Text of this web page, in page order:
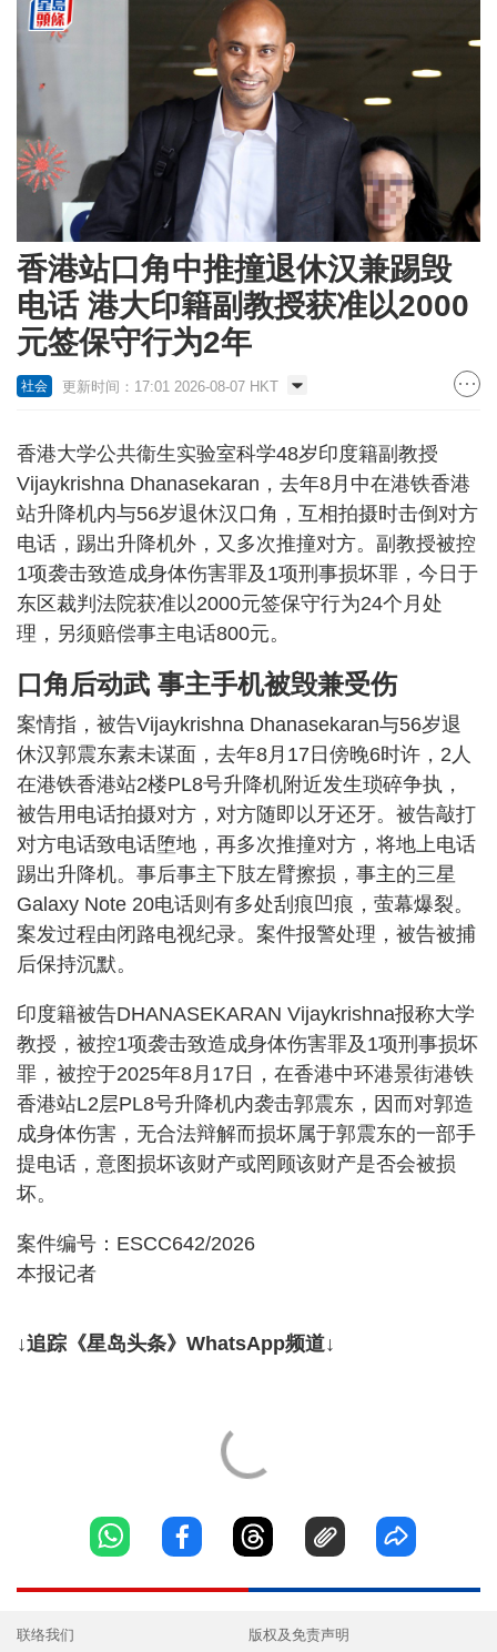
香港站口角中推撞退休汉兼踢毁
电话 港大印籍副教授获准以2000
元签保守行为2年
社会 更新时间：17:01 2026-08-07 HKT
香港大学公共衞生实验室科学48岁印度籍副教授
Vijaykrishna Dhanasekaran，去年8月中在港铁香港
站升降机内与56岁退休汉口角，互相拍摄时击倒对方
电话，踢出升降机外，又多次推撞对方。副教授被控
1项袭击致造成身体伤害罪及1项刑事损坏罪，今日于
东区裁判法院获准以2000元签保守行为24个月处
理，另须赔偿事主电话800元。
口角后动武 事主手机被毁兼受伤
案情指，被告Vijaykrishna Dhanasekaran与56岁退
休汉郭震东素未谋面，去年8月17日傍晚6时许，2人
在港铁香港站2楼PL8号升降机附近发生琐碎争执，
被告用电话拍摄对方，对方随即以牙还牙。被告敲打
对方电话致电话堕地，再多次推撞对方，将地上电话
踢出升降机。事后事主下肢左臂擦损，事主的三星
Galaxy Note 20电话则有多处刮痕凹痕，萤幕爆裂。
案发过程由闭路电视纪录。案件报警处理，被告被捕
后保持沉默。
印度籍被告DHANASEKARAN Vijaykrishna报称大学
教授，被控1项袭击致造成身体伤害罪及1项刑事损坏
罪，被控于2025年8月17日，在香港中环港景街港铁
香港站L2层PL8号升降机内袭击郭震东，因而对郭造
成身体伤害，无合法辩解而损坏属于郭震东的一部手
提电话，意图损坏该财产或罔顾该财产是否会被损
坏。
案件编号：ESCC642/2026
本报记者
↓追踪《星岛头条》WhatsApp频道↓
联络我们 版权及免责声明